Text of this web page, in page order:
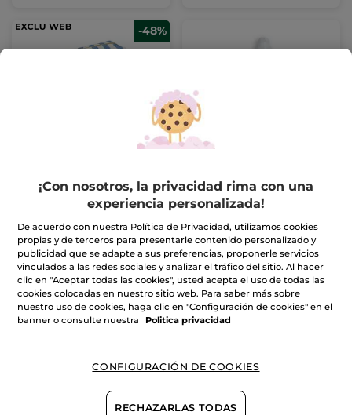
-48%
(754)
19,99€ 38,40€
AÑADIR A MI
CESTA
Sérum Hidratante
(332)
29,90€
AÑADIR A MI
CESTA
¡Con nosotros, la privacidad rima con una
experiencia personalizada!
De acuerdo con nuestra Política de Privacidad, utilizamos cookies
propias y de terceros para presentarle contenido personalizado y
publicidad que se adapte a sus preferencias, proponerle servicios
vinculados a las redes sociales y analizar el tráfico del sitio. Al hacer
clic en "Aceptar todas las cookies", usted acepta el uso de todas las
cookies colocadas en nuestro sitio web. Para saber más sobre
nuestro uso de cookies, haga clic en "Configuración de cookies" en el
banner o consulte nuestra
Politica privacidad
CONFIGURACIÓN DE COOKIES
RECHAZARLAS TODAS